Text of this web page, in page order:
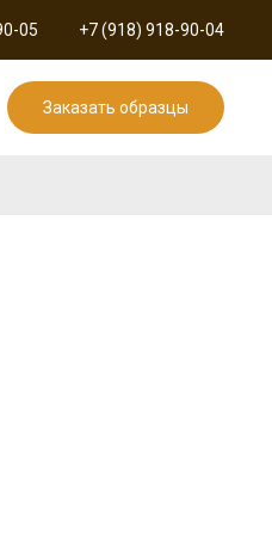
05 +7 (918) 918-90-04
Заказать образцы